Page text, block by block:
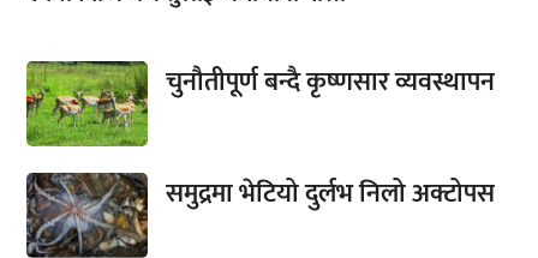
चुनौतीपूर्ण बन्दै कृष्णसार व्यवस्थापन
समुद्रमा भेटियो दुर्लभ निलो अक्टोपस